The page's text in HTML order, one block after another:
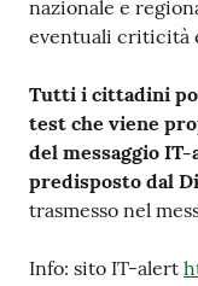
nazionale e
eventuali criticità
Tutti i cittadini
test che viene
del messaggio
predisposto dal
trasmesso nel
Info: sito IT-alert